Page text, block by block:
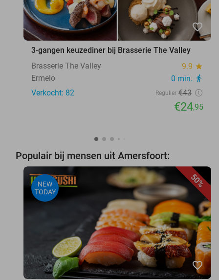
favorite_border
3-gangen keuzediner bij Brasserie The Valley
Brasserie The Valley
9.9 star
Ermelo 0 min. directions_walk
Verkocht: 82 Regulier €43
€24,95
Populair bij mensen uit Amersfoort:
50%
NEW
TODAY
favorite_border